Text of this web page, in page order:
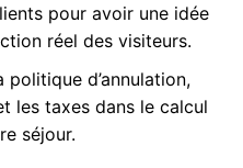
pour avoir une idée
réel des visiteurs.
d’annulation,
les taxes dans le calcul
séjour.